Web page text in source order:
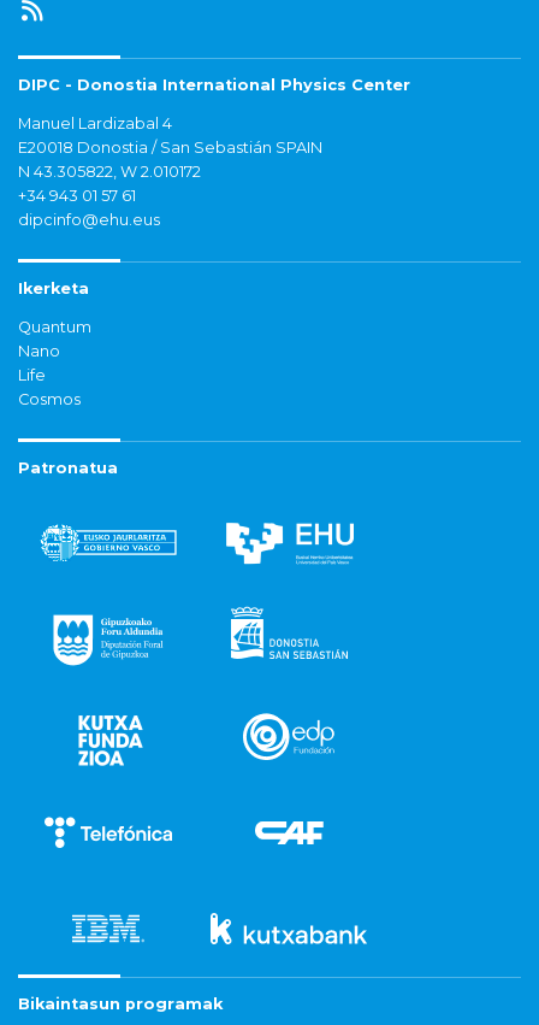
DIPC - Donostia International Physics Center
Manuel Lardizabal 4
E20018 Donostia / San Sebastián SPAIN
N 43.305822, W 2.010172
+34 943 01 57 61
dipcinfo@ehu.eus
Ikerketa
Quantum
Nano
Life
Cosmos
Patronatua
Bikaintasun programak